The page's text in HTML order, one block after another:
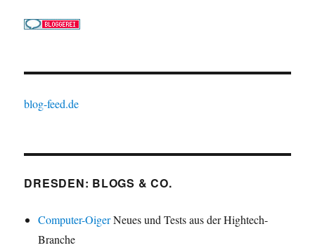
blog-feed.de
DRESDEN: BLOGS & CO.
Computer-OigerNeues und Tests aus der Hightech-
Branche